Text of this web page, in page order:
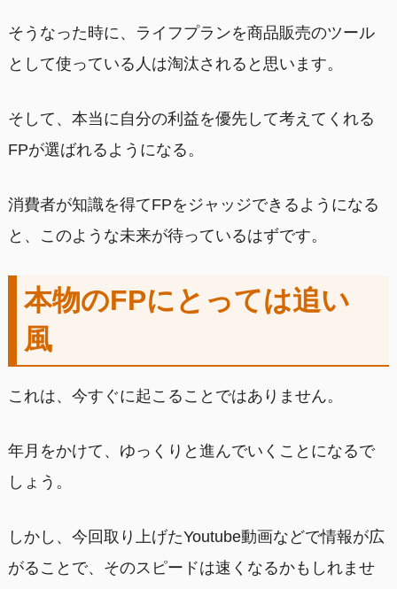
そうなった時に、ライフプランを商品販売のツール
として使っている人は淘汰されると思います。
そして、本当に自分の利益を優先して考えてくれる
FPが選ばれるようになる。
消費者が知識を得てFPをジャッジできるようになる
と、このような未来が待っているはずです。
本物のFPにとっては追い
風
これは、今すぐに起こることではありません。
年月をかけて、ゆっくりと進んでいくことになるで
しょう。
しかし、今回取り上げたYoutube動画などで情報が広
がることで、そのスピードは速くなるかもしれませ